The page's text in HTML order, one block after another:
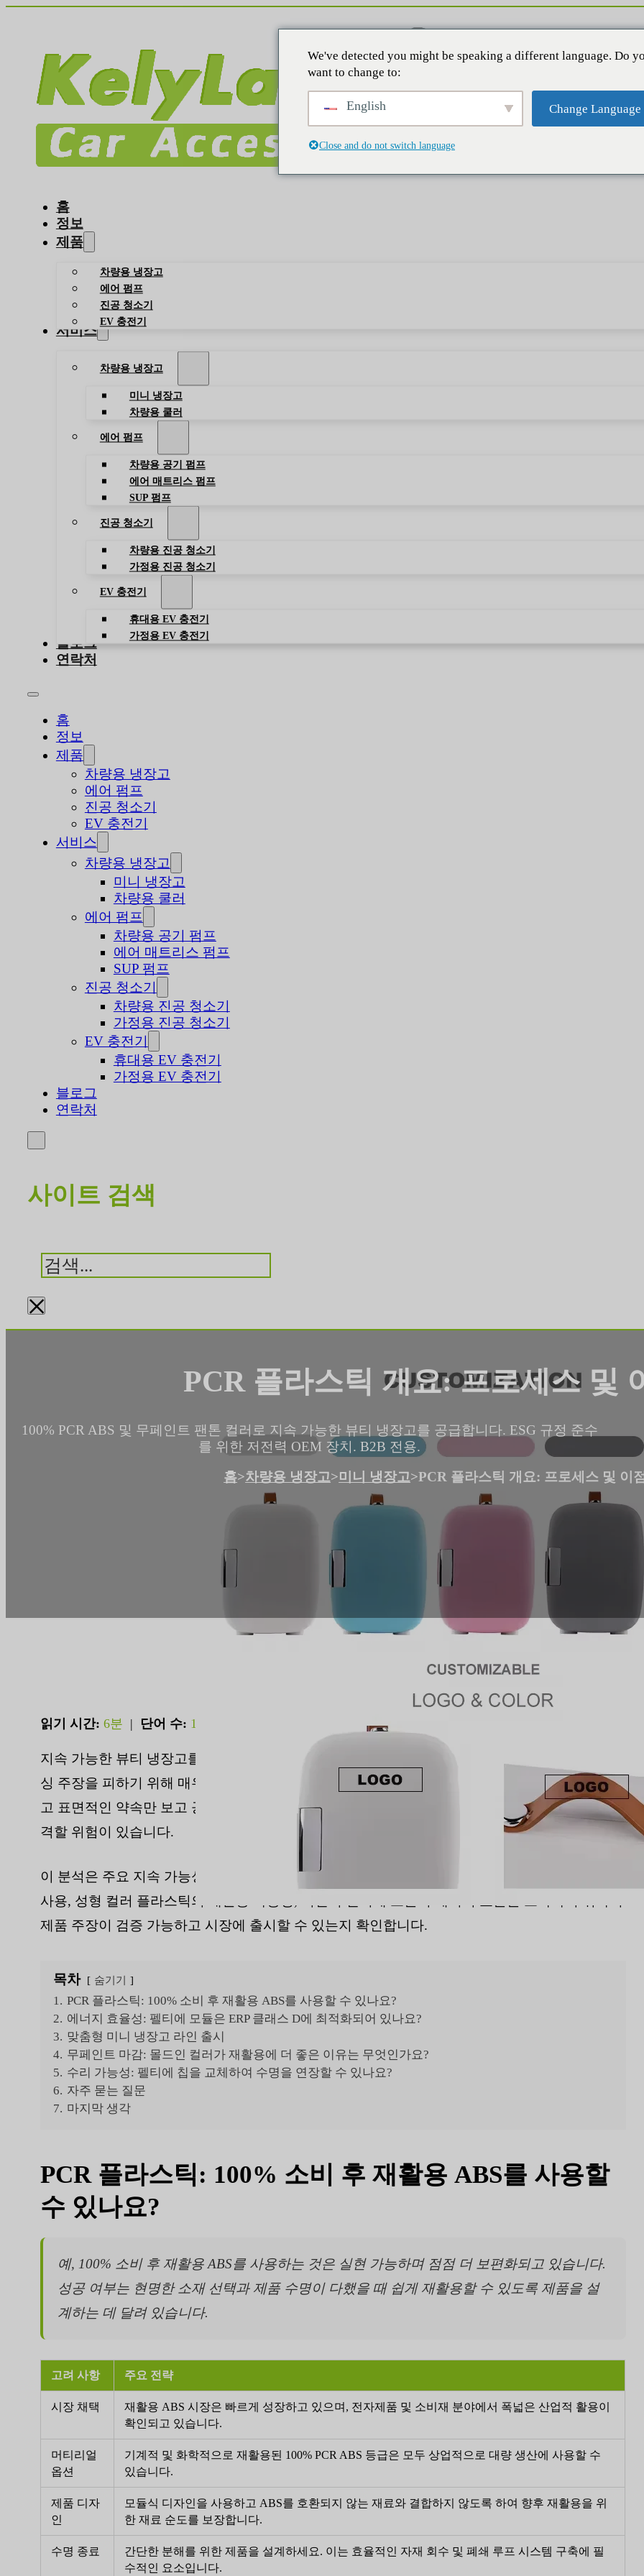
홈
정보
제품
차량용 냉장고
에어 펌프
진공 청소기
EV 충전기
서비스
차량용 냉장고
미니 냉장고
차량용 쿨러
에어 펌프
차량용 공기 펌프
에어 매트리스 펌프
SUP 펌프
진공 청소기
차량용 진공 청소기
가정용 진공 청소기
EV 충전기
휴대용 EV 충전기
가정용 EV 충전기
블로그
연락처
홈
정보
제품
차량용 냉장고
에어 펌프
진공 청소기
EV 충전기
서비스
차량용 냉장고
미니 냉장고
차량용 쿨러
에어 펌프
차량용 공기 펌프
에어 매트리스 펌프
SUP 펌프
진공 청소기
차량용 진공 청소기
가정용 진공 청소기
EV 충전기
휴대용 EV 충전기
가정용 EV 충전기
블로그
연락처
사이트 검색
검
색
×
PCR 플라스틱 개요: 프로세스 및
100% PCR ABS 및 무페인트 팬톤 컬러로 지속 가능한 뷰티 냉장고를 공급합니다. ESG 규정 준수
를 위한 저전력 OEM 장치. B2B 전용.
홈>차량용 냉장고>미니 냉장고>PCR 플라스틱 개요: 프로세스 및 이
읽기 시간: 6분 | 단어 수: 1471
지속 가능한 뷰티 냉장고를 위한 친환경 뷰티 소재를 조달하는 것은 ESG 규정을 준수하고 그린워
싱 주장을 피하기 위해 매우 중요합니다. PCR 함량이나 무페인트 마감과 같은 요소를 검증하지 않
고 표면적인 약속만 보고 공급업체를 선택하면 브랜드 평판이 손상되고 소매업체 감사에서 불합
격할 위험이 있습니다.
이 분석은 주요 지속 가능성 지표에 대한 실증적 데이터를 제공합니다. 100% 소비 후 재활용 ABS
사용, 성형 컬러 플라스틱의 재활용 가능성, 저전력 펠티에 모듈의 에너지 효율을 조사하여 귀사의
제품 주장이 검증 가능하고 시장에 출시할 수 있는지 확인합니다.
목차 숨기기
1. PCR 플라스틱: 100% 소비 후 재활용 ABS를 사용할 수 있나요?
2. 에너지 효율성: 펠티에 모듈은 ERP 클래스 D에 최적화되어 있나요?
3. 맞춤형 미니 냉장고 라인 출시
4. 무페인트 마감: 몰드인 컬러가 재활용에 더 좋은 이유는 무엇인가요?
5. 수리 가능성: 펠티에 칩을 교체하여 수명을 연장할 수 있나요?
6. 자주 묻는 질문
7. 마지막 생각
PCR 플라스틱: 100% 소비 후 재활용 ABS를 사용할
수 있나요?
예, 100% 소비 후 재활용 ABS를 사용하는 것은 실현 가능하며 점점 더 보편화되고 있습니다.
성공 여부는 현명한 소재 선택과 제품 수명이 다했을 때 쉽게 재활용할 수 있도록 제품을 설
계하는 데 달려 있습니다.
고려 사항 주요 전략
시장 채택
재활용 ABS 시장은 빠르게 성장하고 있으며, 전자제품 및 소비재 분야에서 폭넓은 산업적 활용이
확인되고 있습니다.
머티리얼
옵션
기계적 및 화학적으로 재활용된 100% PCR ABS 등급은 모두 상업적으로 대량 생산에 사용할 수
있습니다.
제품 디자
인
모듈식 디자인을 사용하고 ABS를 호환되지 않는 재료와 결합하지 않도록 하여 향후 재활용을 위
한 재료 순도를 보장합니다.
수명 종료
간단한 분해를 위한 제품을 설계하세요. 이는 효율적인 자재 회수 및 폐쇄 루프 시스템 구축에 필
수적인 요소입니다.
We've detected you might be speaking a different language. Do
want to change to:
English Change Language
Close and do not switch language